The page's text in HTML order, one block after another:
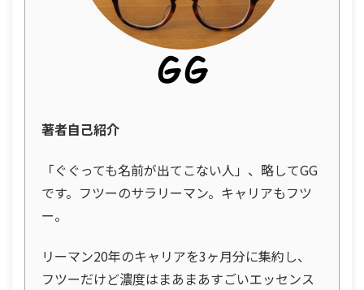
著者自己紹介
「ぐぐっても名前が出てこない人」、略してGG
です。フツーのサラリーマン。キャリアもフツ
ー。
リーマン20年のキャリアを3ヶ月分に集約し、
フツーだけど濃度はまあまあすごいエッセンス